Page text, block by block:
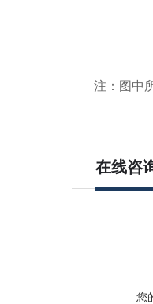
注：图中
在线咨
您